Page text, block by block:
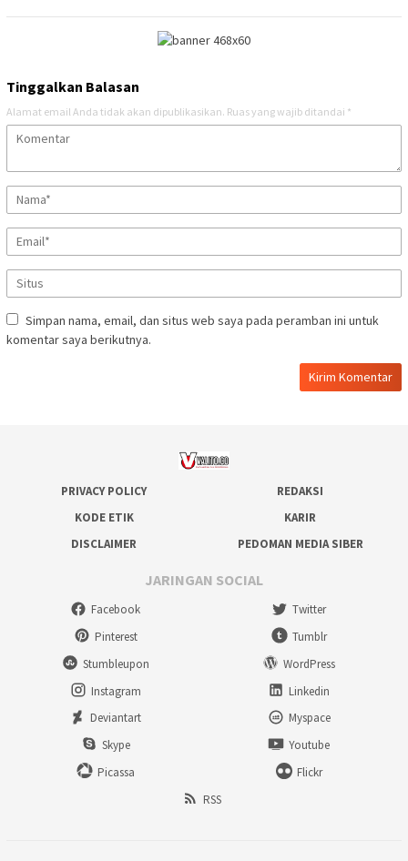
Tinggalkan Balasan
Alamat email Anda tidak akan dipublikasikan. Ruas yang wajib ditandai *
Simpan nama, email, dan situs web saya pada peramban ini untuk
komentar saya berikutnya.
PRIVACY POLICY
REDAKSI
KODE ETIK
KARIR
DISCLAIMER
PEDOMAN MEDIA SIBER
JARINGAN SOCIAL
Facebook
Twitter
Pinterest
Tumblr
Stumbleupon
WordPress
Instagram
Linkedin
Deviantart
Myspace
Skype
Youtube
Picassa
Flickr
RSS